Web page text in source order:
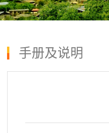
手册及说明